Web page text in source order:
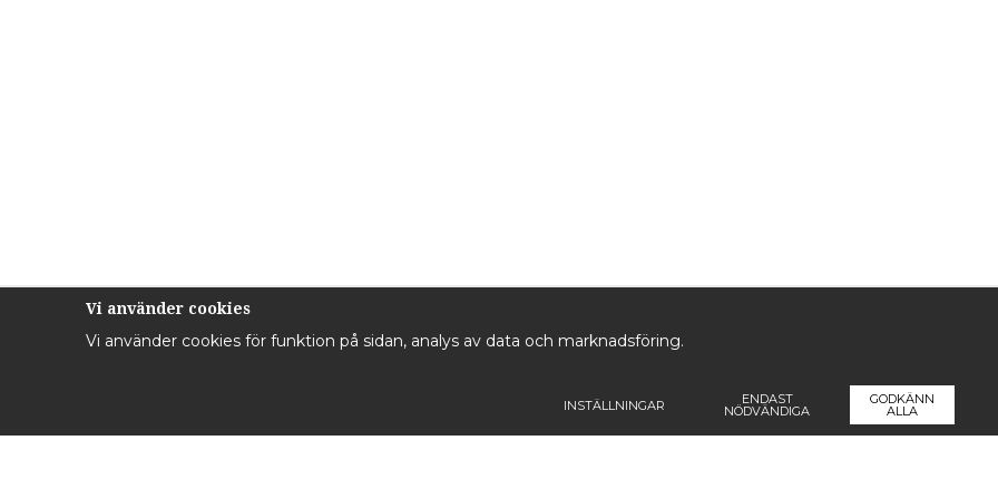
Vi använder cookies
Vi använder cookies för funktion på sidan, analys av data och marknadsföring.
INSTÄLLNINGAR ENDAST
NÖDVÄNDIGA
GODKÄNN
ALLA